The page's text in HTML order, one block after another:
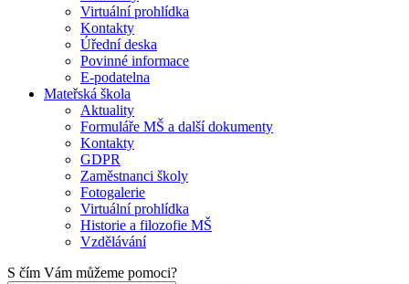
Virtuální prohlídka
Kontakty
Úřední deska
Povinné informace
E-podatelna
Mateřská škola
Aktuality
Formuláře MŠ a další dokumenty
Kontakty
GDPR
Zaměstnanci školy
Fotogalerie
Virtuální prohlídka
Historie a filozofie MŠ
Vzdělávání
S čím Vám můžeme pomoci?